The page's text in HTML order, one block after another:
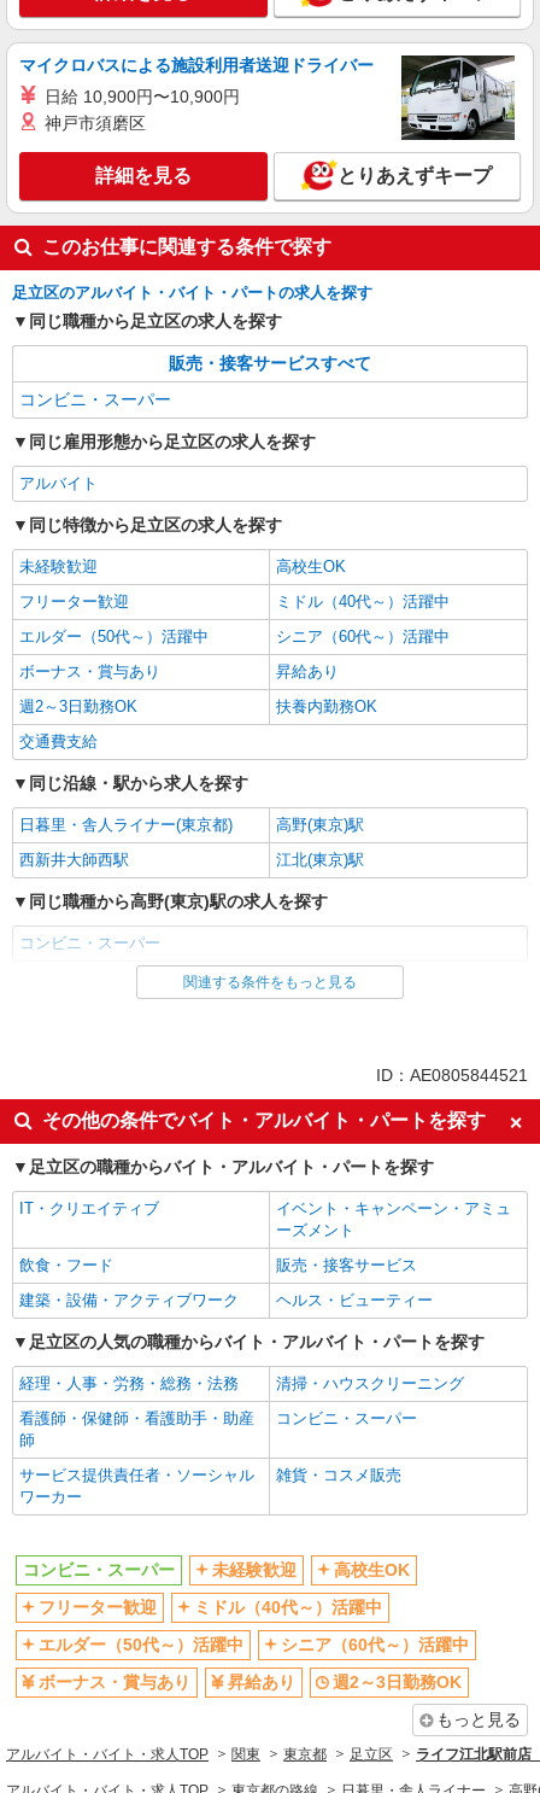
マイクロバスによる施設利用者送迎ドライバー
日給 10,900円〜10,900円
神戸市須磨区
詳細を見る とりあえずキープ
このお仕事に関連する条件で探す
足立区のアルバイト・バイト・パートの求人を探す
同じ職種から足立区の求人を探す
販売・接客サービスすべて
コンビニ・スーパー
同じ雇用形態から足立区の求人を探す
アルバイト
同じ特徴から足立区の求人を探す
未経験歓迎
高校生OK
フリーター歓迎
ミドル（40代～）活躍中
エルダー（50代～）活躍中
シニア（60代～）活躍中
ボーナス・賞与あり
昇給あり
週2～3日勤務OK
扶養内勤務OK
交通費支給
同じ沿線・駅から求人を探す
日暮里・舎人ライナー(東京都)
高野(東京)駅
西新井大師西駅
江北(東京)駅
同じ職種から高野(東京)駅の求人を探す
コンビニ・スーパー
同じ雇用形態から高野(東京)駅の求人を探す
未経験歓迎
高校生OK
フリーター歓迎
ミドル（40代～）活躍中
エルダー（50代～）活躍中
シニア（60代～）活躍中
ボーナス・賞与あり
昇給あり
週2～3日勤務OK
扶養内勤務OK
交通費支給
販売・接客サービス
コンビニ・スーパー
同じ特徴から求人を探す
未経験歓迎
高校生OK
週2～3日勤務OK
扶養内勤務OK
交通費支給
関連する条件をもっと見る
ID：AE0805844521
その他の条件でバイト・アルバイト・パートを探す
足立区の職種からバイト・アルバイト・パートを探す
IT・クリエイティブ
イベント・キャンペーン・アミュ
ーズメント
飲食・フード
販売・接客サービス
建築・設備・アクティブワーク
ヘルス・ビューティー
足立区の人気の職種からバイト・アルバイト・パートを探す
経理・人事・労務・総務・法務
清掃・ハウスクリーニング
看護師・保健師・看護助手・助産
師
コンビニ・スーパー
サービス提供責任者・ソーシャル
ワーカー
雑貨・コスメ販売
コンビニ・スーパー 未経験歓迎
高校生OK
フリーター歓迎
ミドル（40代～）活躍中
エルダー（50代～）活躍中
シニア（60代～）活躍中
ボーナス・賞与あり
昇給あり
週2～3日勤務OK
もっと見る
アルバイト・バイト・求人TOP 関東 東京都 足立区 ライフ江北駅前店